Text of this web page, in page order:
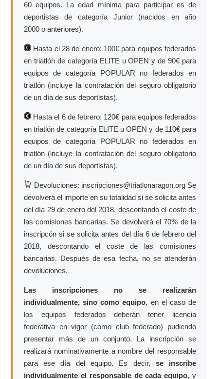
60 equipos. La edad mínima para participar es de
deportistas de categoría Junior (nacidos en año
2000 o anteriores).
Hasta el 28 de enero: 100€ para equipos federados
en triatlón de categoría ELITE u OPEN y de 90€ para
equipos de categoría POPULAR no federados en
triatlón (incluye la contratación del seguro obligatorio
de un día de sus deportistas).
Hasta el 6 de febrero: 120€ para equipos federados
en triatlón de categoría ELITE u OPEN y de 110€ para
equipos de categoría POPULAR no federados en
triatlón (incluye la contratación del seguro obligatorio
de un día de sus deportistas).
Devoluciones: inscripciones@triatlonaragon.org Se
devolverá el importe en su totalidad si se solicita antes
del día 29 de enero del 2018, descontando el coste de
las comisiones bancarias. Se devolverá el 70% de la
inscripcón si se solicita antes del día 6 de febrero del
2018, descontando el coste de las comisiones
bancarias. Después de esa fecha, no se atenderán
devoluciones.
Las inscripciones no se realizarán
individualmente, sino como equipo, en el caso de
los equipos federados deberán tener licencia
federativa en vigor (como club federado) pudiendo
presentar más de un conjunto. La inscripción se
realizará nominativamente a nombre del responsable
para ese día del equipo. Es decir, se inscribe
individualmente el responsable de cada equipo, y